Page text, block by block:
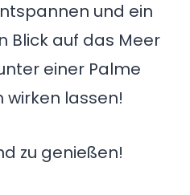
und ein
Blick auf das Meer
einer Palme
lassen!
zu genießen!